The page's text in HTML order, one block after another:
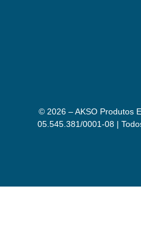
© 2026 – AKSO Produtos
05.545.381/0001-08 |